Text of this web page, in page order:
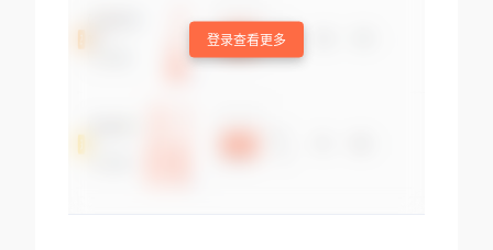
登录查看更多